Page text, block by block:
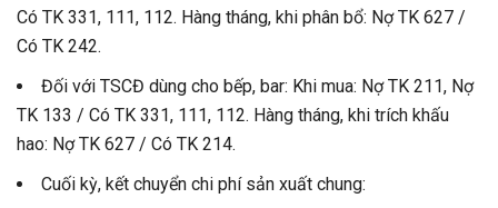
Có TK 331, 111, 112. Hàng tháng, khi phân bổ: Nợ TK 627 /
Có TK 242.
Đối với TSCĐ dùng cho bếp, bar: Khi mua: Nợ TK 211, Nợ
TK 133 / Có TK 331, 111, 112. Hàng tháng, khi trích khấu
hao: Nợ TK 627 / Có TK 214.
Cuối kỳ, kết chuyển chi phí sản xuất chung: